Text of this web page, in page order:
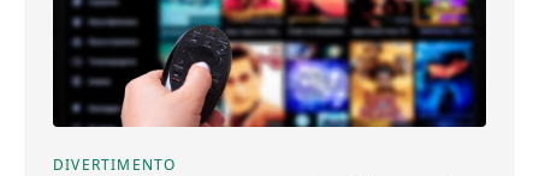
DIVERTIMENTO